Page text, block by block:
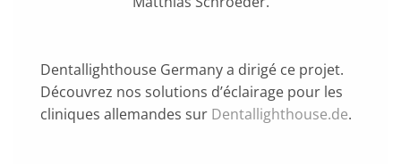
Dentallighthouse Germany a dirigé ce projet.
Découvrez nos solutions d’éclairage pour les
cliniques allemandes sur Dentallighthouse.de.